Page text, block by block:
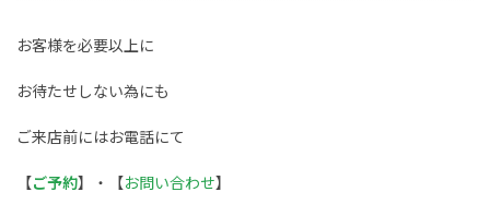
お客様を必要以上に
お待たせしない為にも
ご来店前にはお電話にて
【ご予約】・【お問い合わせ】